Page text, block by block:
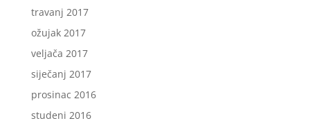
travanj 2017
ožujak 2017
veljača 2017
siječanj 2017
prosinac 2016
studeni 2016